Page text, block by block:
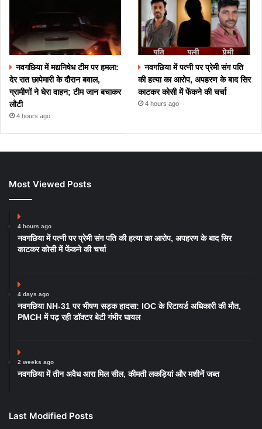
नवगछिया में मद्यनिषेध टीम पर हमला:
देर रात छापेमारी के दौरान बवाल,
ग्रामीणों ने घेरा वाहन; टीम जान बचाकर
लौटी
4 hours ago
नवगछिया में पत्नी पर प्रेमी संग पति
की हत्या का आरोप, अपहरण के बाद सिर
काटकर कोसी में फेंकने की चर्चा
4 hours ago
Most Viewed Posts
4 hours ago
नवगछिया में पत्नी पर प्रेमी संग पति की हत्या का आरोप, अपहरण के बाद सिर
काटकर कोसी में फेंकने की चर्चा
4 days ago
नवगछिया NH-31 पर भीषण सड़क हादसा: IOC के रिटायर्ड अधिकारी की मौत,
PMCH में पढ़ रही डॉक्टर बेटी गंभीर घायल
2 weeks ago
नवगछिया में तीन अवैध आरा मिल सील, कीमती लकड़ियां और मशीनें जब्त
Last Modified Posts